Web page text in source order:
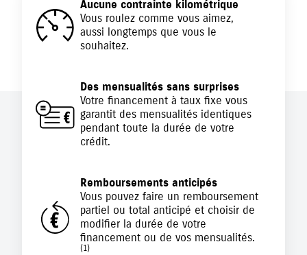
Aucune contrainte kilométrique
Vous roulez comme vous aimez,
aussi longtemps que vous le
souhaitez.
Des mensualités sans surprises
Votre financement à taux fixe vous
garantit des mensualités identiques
pendant toute la durée de votre
crédit.
Remboursements anticipés
Vous pouvez faire un remboursement
partiel ou total anticipé et choisir de
modifier la durée de votre
financement ou de vos mensualités.
(1)